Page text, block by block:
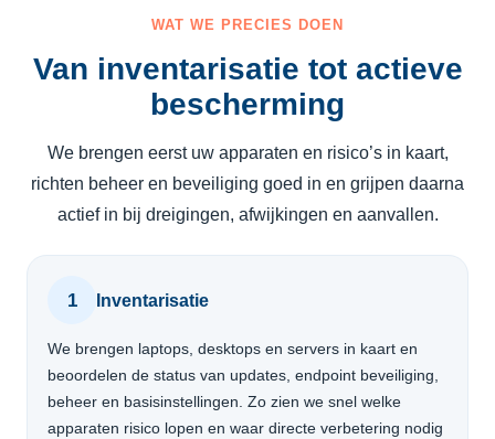
WAT WE PRECIES DOEN
Van inventarisatie tot actieve
bescherming
We brengen eerst uw apparaten en risico’s in kaart,
richten beheer en beveiliging goed in en grijpen daarna
actief in bij dreigingen, afwijkingen en aanvallen.
1 Inventarisatie
We brengen laptops, desktops en servers in kaart en
beoordelen de status van updates, endpoint beveiliging,
beheer en basisinstellingen. Zo zien we snel welke
apparaten risico lopen en waar directe verbetering nodig